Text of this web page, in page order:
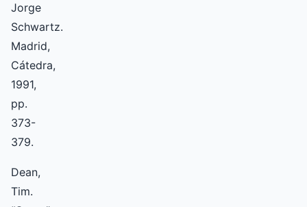
Jorge
Schwartz.
Madrid,
Cátedra,
1991,
pp.
373-
379.
Dean,
Tim.